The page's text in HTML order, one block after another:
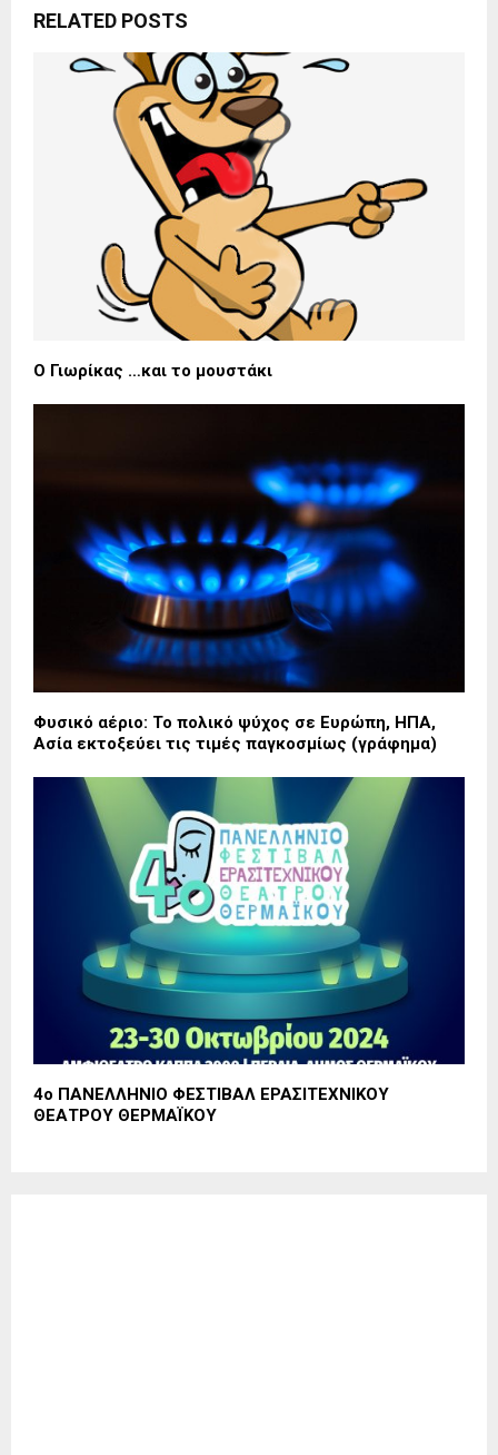
RELATED POSTS
Ο Γιωρίκας …και το μουστάκι
Φυσικό αέριο: Το πολικό ψύχος σε Ευρώπη, ΗΠΑ,
Ασία εκτοξεύει τις τιμές παγκοσμίως (γράφημα)
4ο ΠΑΝΕΛΛΗΝΙΟ ΦΕΣΤΙΒΑΛ ΕΡΑΣΙΤΕΧΝΙΚΟΥ
ΘΕΑΤΡΟΥ ΘΕΡΜΑΪΚΟΥ